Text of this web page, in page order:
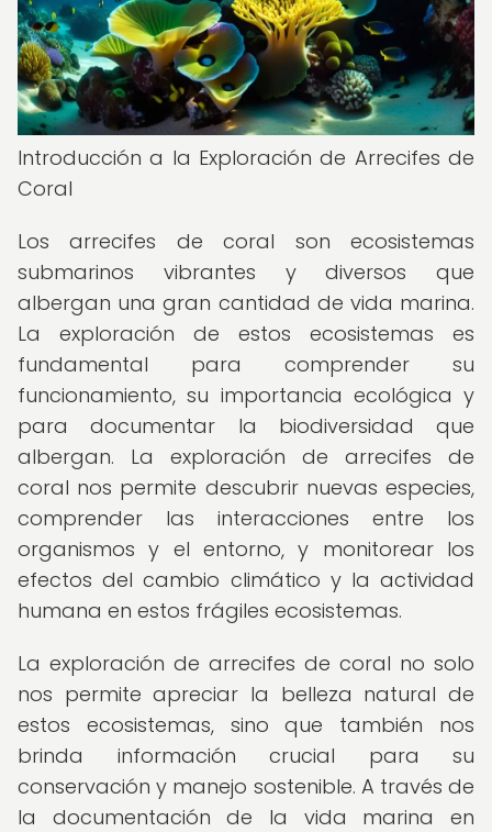
Introducción a la Exploración de Arrecifes de
Coral
Los arrecifes de coral son ecosistemas
submarinos vibrantes y diversos que
albergan una gran cantidad de vida marina.
La exploración de estos ecosistemas es
fundamental para comprender su
funcionamiento, su importancia ecológica y
para documentar la biodiversidad que
albergan. La exploración de arrecifes de
coral nos permite descubrir nuevas especies,
comprender las interacciones entre los
organismos y el entorno, y monitorear los
efectos del cambio climático y la actividad
humana en estos frágiles ecosistemas.
La exploración de arrecifes de coral no solo
nos permite apreciar la belleza natural de
estos ecosistemas, sino que también nos
brinda información crucial para su
conservación y manejo sostenible. A través de
la documentación de la vida marina en